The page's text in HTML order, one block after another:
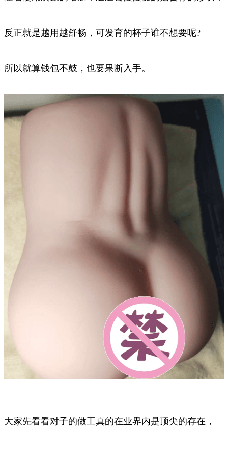
反正就是越用越舒畅，可发育的杯子谁不想要呢?
所以就算钱包不鼓，也要果断入手。
大家先看看对子的做工真的在业界内是顶尖的存在，